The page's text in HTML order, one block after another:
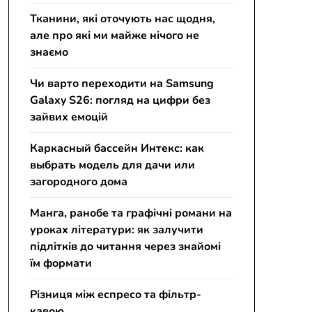
Тканини, які оточують нас щодня,
але про які ми майже нічого не
знаємо
Чи варто переходити на Samsung
Galaxy S26: погляд на цифри без
зайвих емоцій
Каркасный бассейн Интекс: как
выбрать модель для дачи или
загородного дома
Манга, ранобе та графічні романи на
уроках літератури: як залучити
підлітків до читання через знайомі
їм формати
Різниця між еспресо та фільтр-